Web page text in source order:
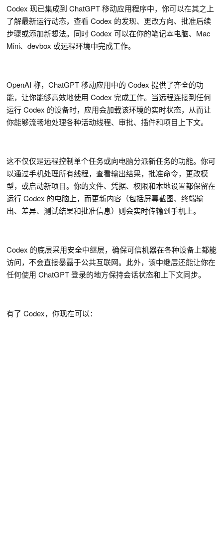
Codex 现已集成到 ChatGPT 移动应用程序中，你可以在其之上
了解最新运行动态，查看 Codex 的发现、更改方向、批准后续
步骤或添加新想法。同时 Codex 可以在你的笔记本电脑、Mac
Mini、devbox 或远程环境中完成工作。
OpenAI 称，ChatGPT 移动应用中的 Codex 提供了齐全的功
能，让你能够高效地使用 Codex 完成工作。当远程连接到任何
运行 Codex 的设备时，应用会加载该环境的实时状态，从而让
你能够流畅地处理各种活动线程、审批、插件和项目上下文。
这不仅仅是远程控制单个任务或向电脑分派新任务的功能。你可
以通过手机处理所有线程，查看输出结果，批准命令，更改模
型，或启动新项目。你的文件、凭据、权限和本地设置都保留在
运行 Codex 的电脑上，而更新内容（包括屏幕截图、终端输
出、差异、测试结果和批准信息）则会实时传输到手机上。
Codex 的底层采用安全中继层，确保可信机器在各种设备上都能
访问，不会直接暴露于公共互联网。此外，该中继层还能让你在
任何使用 ChatGPT 登录的地方保持会话状态和上下文同步。
有了 Codex，你现在可以：